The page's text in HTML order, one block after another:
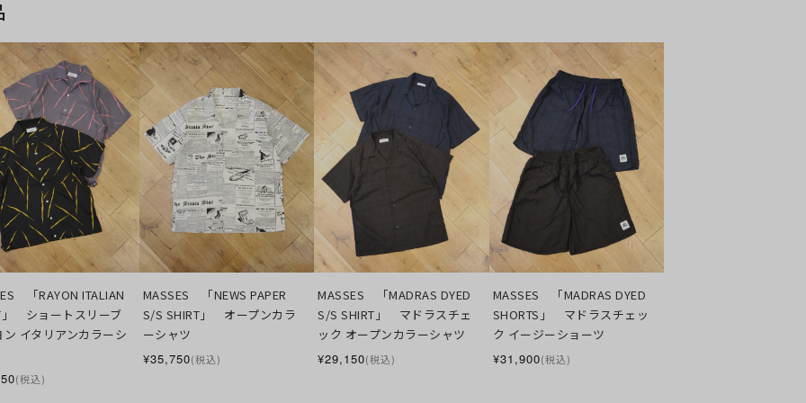
　「RAYON ITALIAN
　ショートスリーブ
イタリアンカラーシ
(税込)
MASSES　「NEWS PAPER
S/S SHIRT」　オープンカラ
ーシャツ
¥35,750(税込)
MASSES　「MADRAS DYED
S/S SHIRT」　マドラスチェ
ック オープンカラーシャツ
¥29,150(税込)
MASSES　「MADRAS DYED
SHORTS」　マドラスチェッ
ク イージーショーツ
¥31,900(税込)